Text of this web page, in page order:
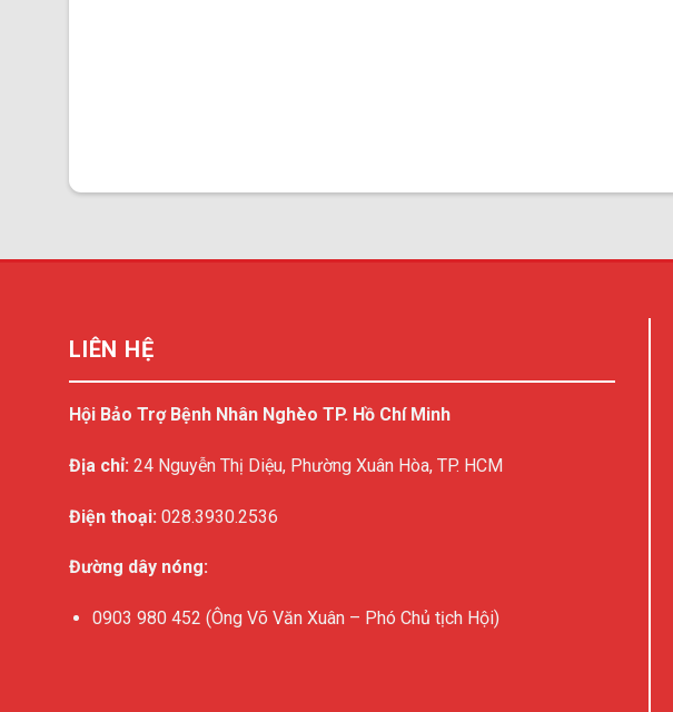
LIÊN HỆ
Hội Bảo Trợ Bệnh Nhân Nghèo TP. Hồ Chí Minh
Địa chỉ: 24 Nguyễn Thị Diệu, Phường Xuân Hòa, TP. HCM
Điện thoại: 028.3930.2536
Đường dây nóng:
0903 980 452 (Ông Võ Văn Xuân – Phó Chủ tịch Hội)